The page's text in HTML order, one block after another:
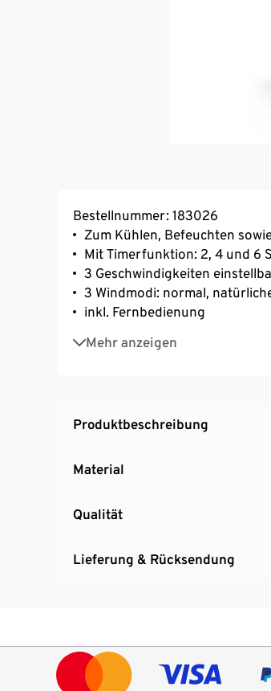
Bestellnummer: 183026
Zum Kühlen, Befeuchten
Mit Timerfunktion: 2, 4 und 6
3 Geschwindigkeiten
3 Windmodi: normal,
inkl. Fernbedienung
Mehr anzeigen
Mit großem 6-l-Wassertank
Kühlakku austauschbar
Produktbeschreibung
Material
Qualität
Lieferung & Rücksendung